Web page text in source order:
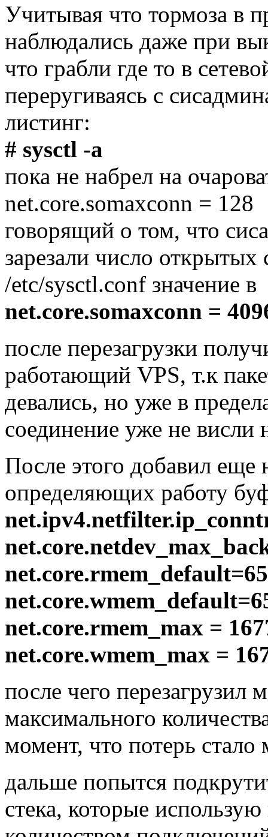
Учитывая что тормоза в
наблюдались даже при
что грабли где то в
переругиваясь с
листинг:
# sysctl -a
пока не набрел на
net.core.somaxconn = 128
говорящий о том, что
зарезали число открытых
/etc/sysctl.conf значение в
net.core.somaxconn =
после перезагрузки
работающий VPS, т.к
девались, но уже в
соединение уже не висли
После этого добавил еще
определяющих работу
net.core.rmem_max =
net.core.wmem_max =
после чего
максимального
момент, что потерь
дальше попытся
стека, которые